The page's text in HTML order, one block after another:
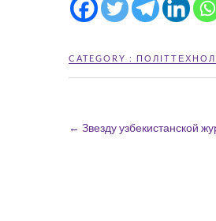
CATEGORY :
← Звезду узбекистанской